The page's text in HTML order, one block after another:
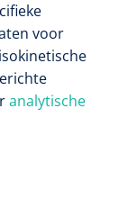
1624428
Layout
voor
analytische